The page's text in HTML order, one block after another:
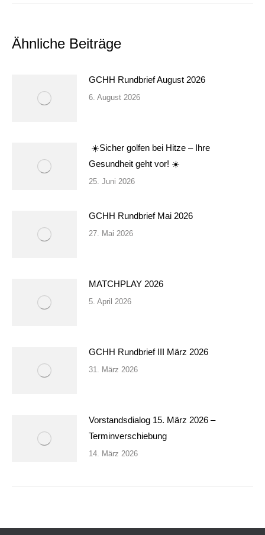
Ähnliche Beiträge
GCHH Rundbrief August 2026
6. August 2026
☀️Sicher golfen bei Hitze – Ihre
Gesundheit geht vor! ☀️
25. Juni 2026
GCHH Rundbrief Mai 2026
27. Mai 2026
MATCHPLAY 2026
5. April 2026
GCHH Rundbrief III März 2026
31. März 2026
Vorstandsdialog 15. März 2026 –
Terminverschiebung
14. März 2026